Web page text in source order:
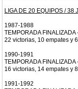
LIGA DE 20 EQUIPOS / 38
1987-1988
TEMPORADA
22 victorias, 10 empates y
1990-1991
TEMPORADA
16 victorias, 14 empates y
1991-1992